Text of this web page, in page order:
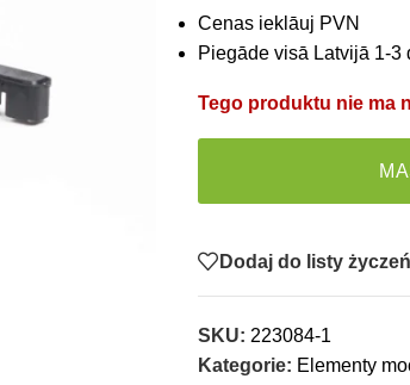
Cenas ieklāuj PVN
Piegāde visā Latvijā 1-3
Tego produktu nie ma
Dodaj do listy życzeń
SKU: 223084-1
Kategorie: Elementy